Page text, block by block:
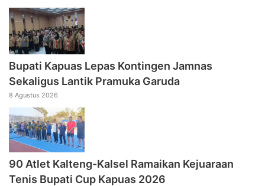
Bupati Kapuas Lepas Kontingen Jamnas
Sekaligus Lantik Pramuka Garuda
8 Agustus 2026
90 Atlet Kalteng-Kalsel Ramaikan Kejuaraan
Tenis Bupati Cup Kapuas 2026